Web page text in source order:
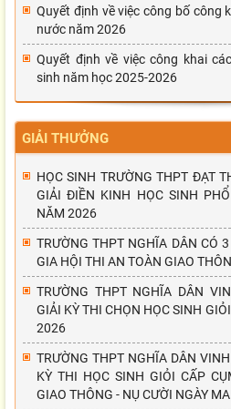
Quyết định về việc công bố công
nước năm 2026
Quyết định về việc công khai
sinh năm học 2025-2026
GIẢI THƯỞNG
HỌC SINH TRƯỜNG THPT ĐẠT
GIẢI ĐIỀN KINH HỌC SINH
NĂM 2026
TRƯỜNG THPT NGHĨA DÂN CÓ
GIA HỘI THI AN TOÀN GIAO
TRƯỜNG THPT NGHĨA DÂN
GIẢI KỲ THI CHỌN HỌC SINH
2026
TRƯỜNG THPT NGHĨA DÂN
KỲ THI HỌC SINH GIỎI CẤP CỤM VÀ CUỘC THI AN TOÀN
GIAO THÔNG - NỤ CƯỜI NGÀY